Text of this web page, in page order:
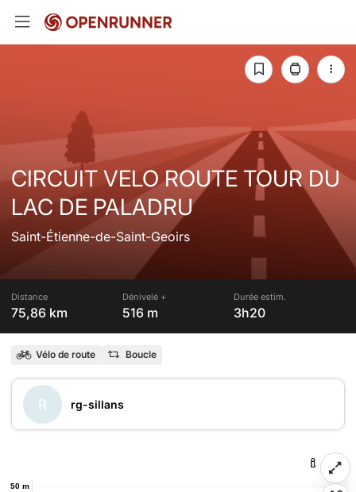
CIRCUIT VELO ROUTE TOUR DU
LAC DE PALADRU
Saint-Étienne-de-Saint-Geoirs
Distance
75,86 km
Dénivelé +
516 m
Durée estim.
3h20
Vélo de route Boucle
R rg-sillans
50 m